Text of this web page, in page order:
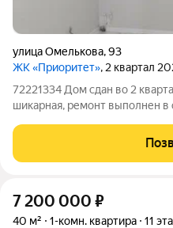
улица Омелькова,93
ЖК «Приоритет», 2 квартал
72221334 Дом сдан во 2 квартале 2023 года. br br Квартира
шикарная, ремонт выполнен в
возможностью планировки
высококачественных
7 200 000 ₽
40 м² 1-комн. квартира 11